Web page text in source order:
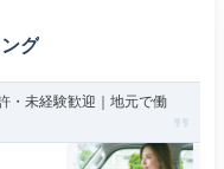
グ
・未経験歓迎｜地元で働